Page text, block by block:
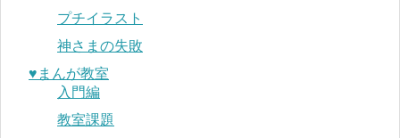
プチイラスト
神さまの失敗
♥︎まんが教室
入門編
教室課題